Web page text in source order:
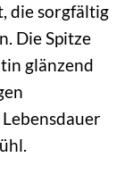
die sorgfältig
Die Spitze
glänzend